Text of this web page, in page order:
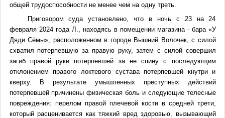
общей трудоспособности не менее чем на одну треть.
Приговором суда установлено, что в ночь с 23 на 24
февраля 2024 года Л., находясь в помещении магазина - бара «У
Дяди Сёмы», расположенном в городе Вышний Волочек, с силой
схватил потерпевшую за правую руку, затем с силой совершил
загиб правой руки потерпевшей за ее спину с последующим
отклонением правого локтевого сустава потерпевшей кнутри и
кверху. В результате умышленных преступных действий
потерпевшей причинены физическая боль и следующие телесные
повреждения: перелом правой плечевой кости в средней трети,
который расценивается как тяжкий вред здоровью, вызывающий